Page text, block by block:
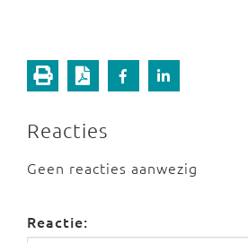
Reacties
Geen reacties aanwezig
Reactie: